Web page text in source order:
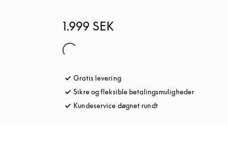
1.999 SEK
Gratis leveringåbnes under en ny fane
Sikre og fleksible betalingsmuligheder
Kundeservice døgnet rundtåbnes under en ny fane